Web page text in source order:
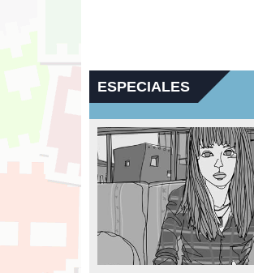
ESPECIALES